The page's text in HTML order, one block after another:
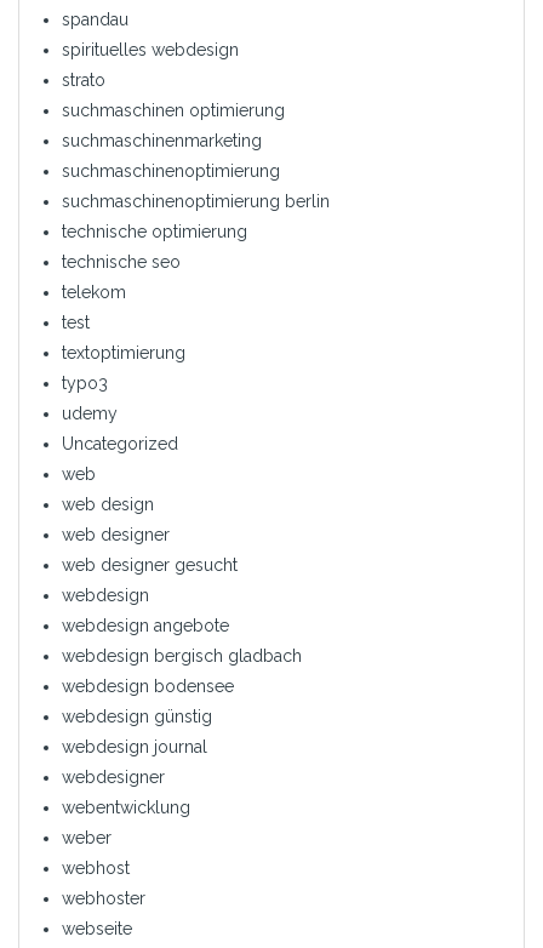
spandau
spirituelles webdesign
strato
suchmaschinen optimierung
suchmaschinenmarketing
suchmaschinenoptimierung
suchmaschinenoptimierung berlin
technische optimierung
technische seo
telekom
test
textoptimierung
typo3
udemy
Uncategorized
web
web design
web designer
web designer gesucht
webdesign
webdesign angebote
webdesign bergisch gladbach
webdesign bodensee
webdesign günstig
webdesign journal
webdesigner
webentwicklung
weber
webhost
webhoster
webseite